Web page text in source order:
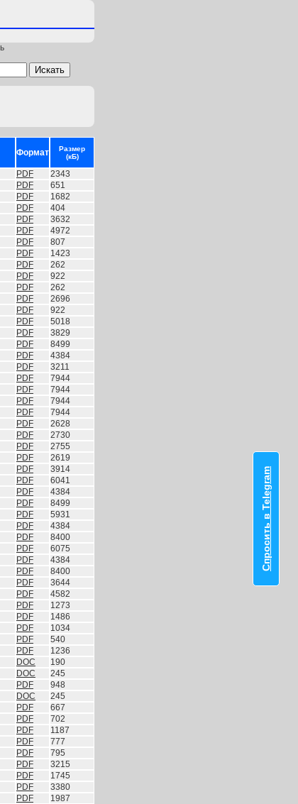
Формат
Размер
(кБ)
PDF
2343
PDF
651
PDF
1682
PDF
404
PDF
3632
PDF
4972
PDF
807
PDF
1423
PDF
262
PDF
922
PDF
262
PDF
2696
PDF
922
PDF
5018
PDF
3829
PDF
8499
PDF
4384
PDF
3211
PDF
7944
PDF
7944
PDF
7944
PDF
7944
PDF
2628
PDF
2730
PDF
2755
PDF
2619
PDF
3914
PDF
6041
PDF
4384
PDF
8499
PDF
5931
PDF
4384
PDF
8400
PDF
6075
PDF
4384
PDF
8400
PDF
3644
PDF
4582
PDF
1273
PDF
1486
PDF
1034
PDF
540
PDF
1236
DOC
190
DOC
245
PDF
948
DOC
245
PDF
667
PDF
702
PDF
1187
PDF
777
PDF
795
PDF
3215
PDF
1745
PDF
3380
PDF
1987
Спросить в Telegram